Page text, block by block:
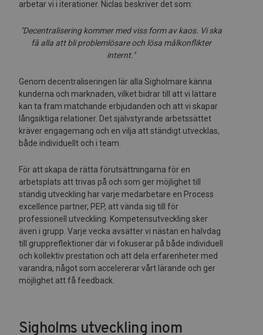
arbetar vi i iterationer. Niclas beskriver det som:
"Decentralisering kommer med viss form av kaos. Vi ska
få alla att bli problemlösare och lösa målkonflikter
internt."
Genom decentraliseringen lär alla Sigholmare känna
kunderna och marknaden, vilket bidrar till att vi lättare
kan ta fram matchande erbjudanden och att vi skapar
långsiktiga relationer. Det självstyrande arbetssättet
kräver engagemang och en vilja att ständigt utvecklas,
både individuellt och i team.
För att skapa de rätta förutsättningarna för en
arbetsplats att trivas på och som ger möjlighet till
ständig utveckling har varje medarbetare en Process
excellence partner, PEP, att vända sig till för
professionell utveckling. Kompetensutveckling sker
även i grupp. Varje vecka avsätter vi nästan en halvdag
till gruppreflektioner där vi fokuserar på både individuell
och kollektiv prestation och att dela erfarenheter med
varandra, något som accelererar vårt lärande och ger
möjlighet att få feedback.
Sigholms utveckling inom